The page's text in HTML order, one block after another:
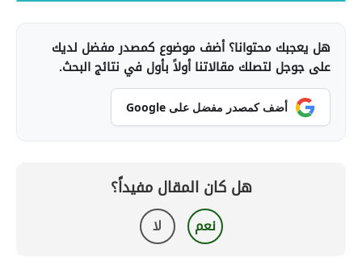
هل يعجبك محتوانا؟ أضف موضوع كمصدر مفضل لديك
على جوجل لتصلك مقالاتنا أولاً بأول في نتائج البحث.
أضف كمصدر مفضل على Google
هل كان المقال مفيداً؟
نعم لا